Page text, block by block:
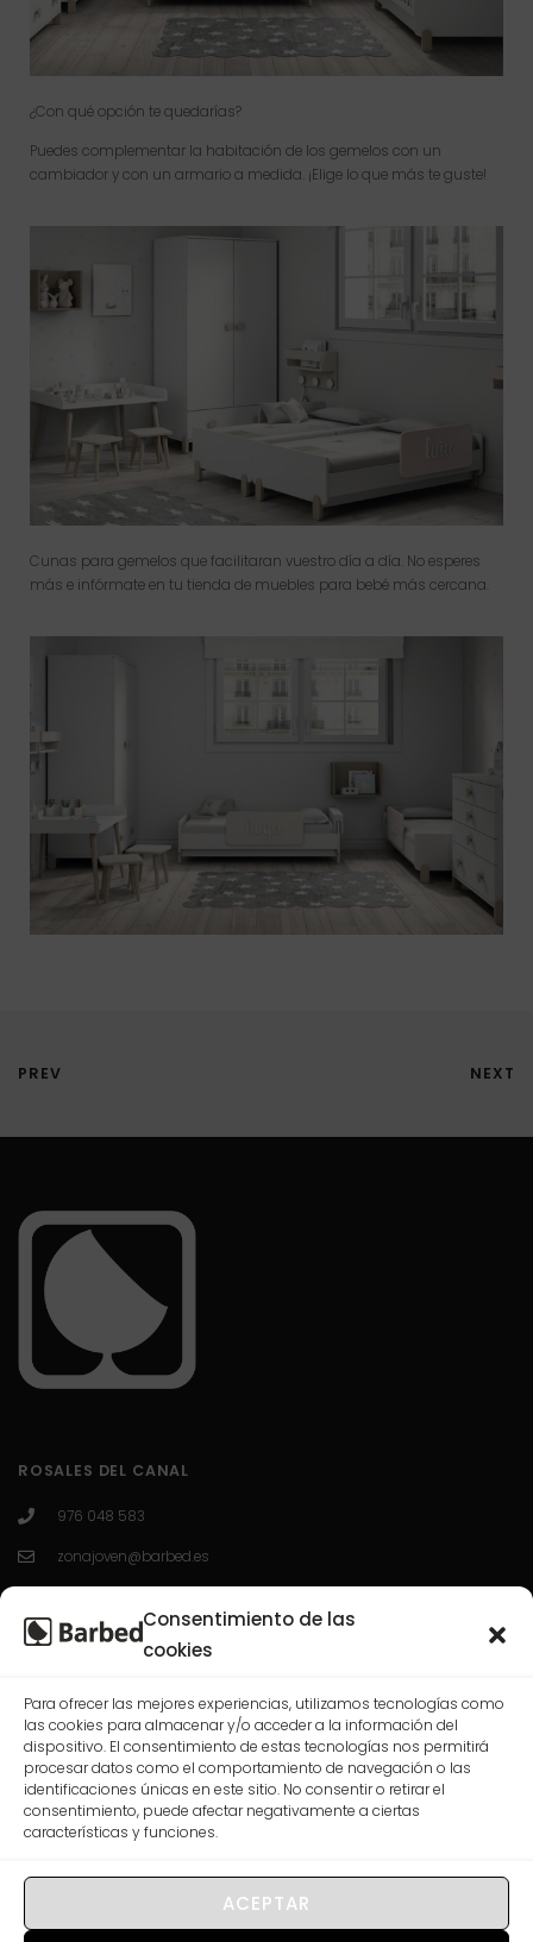
Consentimiento de las
cookies
Para ofrecer las mejores experiencias, utilizamos tecnologías como
las cookies para almacenar y/o acceder a la información del
dispositivo. El consentimiento de estas tecnologías nos permitirá
procesar datos como el comportamiento de navegación o las
identificaciones únicas en este sitio. No consentir o retirar el
consentimiento, puede afectar negativamente a ciertas
características y funciones.
ACEPTAR
¿Con qué opción te quedarías?
Puedes complementar la habitación de los gemelos con un
cambiador y con un armario a medida. ¡Elige lo que más te guste!
Cunas para gemelos que facilitaran vuestro día a día. No esperes
más e infórmate en tu tienda de muebles para bebé más cercana.
PREV NEXT
ROSALES DEL CANAL
976 048 583
zonajoven@barbed.es
L-V 10:00-13:30 / 16:30-20:00
CASABLANCA
976 568 074
correo@barbed.es